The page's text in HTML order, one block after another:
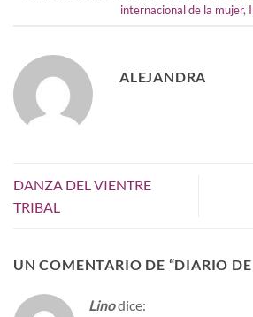
internacional de la mujer,
ALEJANDRA
DANZA DEL VIENTRE
TRIBAL
UN COMENTARIO DE “DIARIO
Linodice: